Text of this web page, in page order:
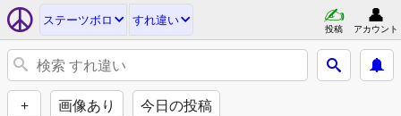
ステーツボロ すれ違い
投稿 アカウント
+ 画像あり 今日の投稿